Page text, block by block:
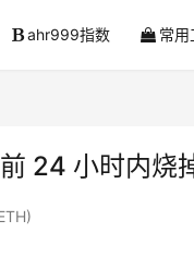
ahr999指数 常用
24 小时内烧